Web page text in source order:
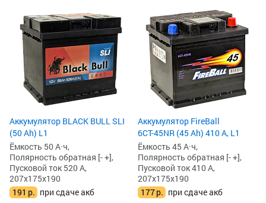
Аккумулятор BLACK BULL SLI
(50 Ah) L1
Ёмкость 50 А·ч,
Полярность обратная [- +],
Пусковой ток 520 А,
207x175x190
191 р. при сдаче акб
Аккумулятор FireBall
6СТ-45NR (45 Ah) 410 А, L1
Ёмкость 45 А·ч,
Полярность обратная [- +],
Пусковой ток 410 А,
207x175x190
177р. при сдаче акб